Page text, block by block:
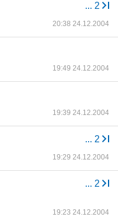
... 2
20:38 24.12.2004
19:49 24.12.2004
19:39 24.12.2004
... 2
19:29 24.12.2004
... 2
19:23 24.12.2004